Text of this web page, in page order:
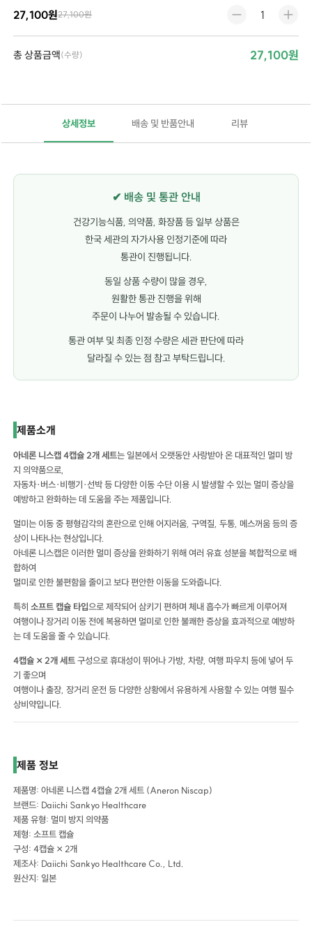
27,100원27,100원
총 상품금액(수량) 27,100원
상세정보 배송 및 반품안내 리뷰
✔ 배송 및 통관 안내
건강기능식품, 의약품, 화장품 등 일부 상품은
한국 세관의 자가사용 인정기준에 따라
통관이 진행됩니다.
동일 상품 수량이 많을 경우,
원활한 통관 진행을 위해
주문이 나누어 발송될 수 있습니다.
통관 여부 및 최종 인정 수량은 세관 판단에 따라
달라질 수 있는 점 참고 부탁드립니다.
제품소개
아네론 니스캡 4캡슐 2개 세트는 일본에서 오랫동안 사랑받아 온 대표적인 멀미 방
지 의약품으로,
자동차·버스·비행기·선박 등 다양한 이동 수단 이용 시 발생할 수 있는 멀미 증상을
예방하고 완화하는 데 도움을 주는 제품입니다.
멀미는 이동 중 평형감각의 혼란으로 인해 어지러움, 구역질, 두통, 메스꺼움 등의 증
상이 나타나는 현상입니다.
아네론 니스캡은 이러한 멀미 증상을 완화하기 위해 여러 유효 성분을 복합적으로 배
합하여
멀미로 인한 불편함을 줄이고 보다 편안한 이동을 도와줍니다.
특히소프트 캡슐 타입으로 제작되어 삼키기 편하며 체내 흡수가 빠르게 이루어져
여행이나 장거리 이동 전에 복용하면 멀미로 인한 불쾌한 증상을 효과적으로 예방하
는 데 도움을 줄 수 있습니다.
4캡슐 × 2개 세트구성으로 휴대성이 뛰어나 가방, 차량, 여행 파우치 등에 넣어 두
기 좋으며
여행이나 출장, 장거리 운전 등 다양한 상황에서 유용하게 사용할 수 있는 여행 필수
상비약입니다.
제품 정보
제품명: 아네론 니스캡 4캡슐 2개 세트 (Aneron Niscap)
브랜드: Daiichi Sankyo Healthcare
제품 유형: 멀미 방지 의약품
제형: 소프트 캡슐
구성: 4캡슐 × 2개
제조사: Daiichi Sankyo Healthcare Co., Ltd.
원산지: 일본